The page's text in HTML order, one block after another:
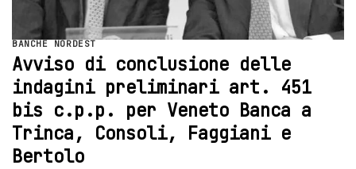
BANCHE NORDEST
Avviso di conclusione delle
indagini preliminari art. 451
bis c.p.p. per Veneto Banca a
Trinca, Consoli, Faggiani e
Bertolo